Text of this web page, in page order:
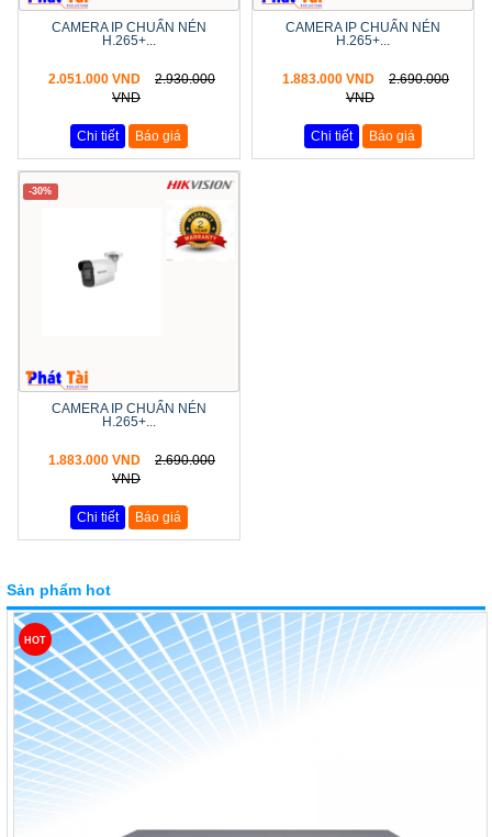
CAMERA IP CHUẨN NÉN
H.265+...
2.051.000 VND
2.930.000
VND
Chi tiết Báo giá
CAMERA IP CHUẨN NÉN
H.265+...
1.883.000 VND
2.690.000
VND
Chi tiết Báo giá
-30%
CAMERA IP CHUẨN NÉN
H.265+...
1.883.000 VND
2.690.000
VND
Chi tiết Báo giá
Sản phẩm hot
HOT